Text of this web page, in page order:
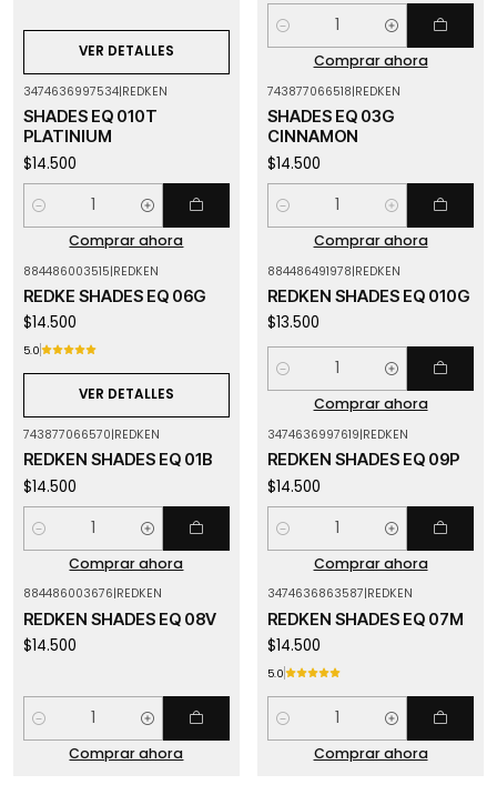
VER DETALLES
Cantidad
Comprar ahora
3474636997534|REDKEN
SHADES EQ 010T
PLATINIUM
$14.500
Cantidad
Comprar ahora
743877066518|REDKEN
SHADES EQ 03G
CINNAMON
$14.500
Cantidad
Comprar ahora
884486003515|REDKEN
REDKE SHADES EQ 06G
$14.500
5.0
VER DETALLES
884486491978|REDKEN
REDKEN SHADES EQ 010G
$13.500
Cantidad
Comprar ahora
743877066570|REDKEN
REDKEN SHADES EQ 01B
$14.500
Cantidad
Comprar ahora
3474636997619|REDKEN
REDKEN SHADES EQ 09P
$14.500
Cantidad
Comprar ahora
884486003676|REDKEN
REDKEN SHADES EQ 08V
$14.500
Cantidad
Comprar ahora
3474636863587|REDKEN
REDKEN SHADES EQ 07M
$14.500
5.0
Cantidad
Comprar ahora